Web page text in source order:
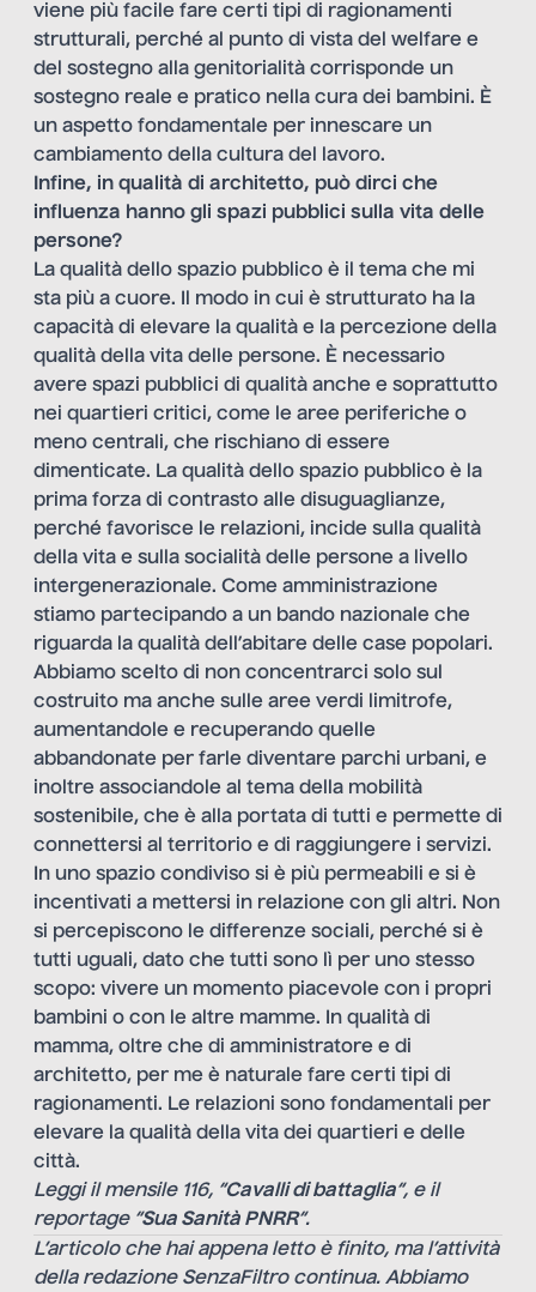
viene più facile fare certi tipi di ragionamenti
strutturali, perché al punto di vista del welfare e
del sostegno alla genitorialità corrisponde un
sostegno reale e pratico nella cura dei bambini. È
un aspetto fondamentale per innescare un
cambiamento della cultura del lavoro.
Infine, in qualità di architetto, può dirci che
influenza hanno gli spazi pubblici sulla vita delle
persone?
La qualità dello spazio pubblico è il tema che mi
sta più a cuore. Il modo in cui è strutturato ha la
capacità di elevare la qualità e la percezione della
qualità della vita delle persone. È necessario
avere spazi pubblici di qualità anche e soprattutto
nei quartieri critici, come le aree periferiche o
meno centrali, che rischiano di essere
dimenticate. La qualità dello spazio pubblico è la
prima forza di contrasto alle disuguaglianze,
perché favorisce le relazioni, incide sulla qualità
della vita e sulla socialità delle persone a livello
intergenerazionale. Come amministrazione
stiamo partecipando a un bando nazionale che
riguarda la qualità dell’abitare delle case popolari.
Abbiamo scelto di non concentrarci solo sul
costruito ma anche sulle aree verdi limitrofe,
aumentandole e recuperando quelle
abbandonate per farle diventare parchi urbani, e
inoltre associandole al tema della mobilità
sostenibile, che è alla portata di tutti e permette di
connettersi al territorio e di raggiungere i servizi.
In uno spazio condiviso si è più permeabili e si è
incentivati a mettersi in relazione con gli altri. Non
si percepiscono le differenze sociali, perché si è
tutti uguali, dato che tutti sono lì per uno stesso
scopo: vivere un momento piacevole con i propri
bambini o con le altre mamme. In qualità di
mamma, oltre che di amministratore e di
architetto, per me è naturale fare certi tipi di
ragionamenti. Le relazioni sono fondamentali per
elevare la qualità della vita dei quartieri e delle
città.
Leggi il mensile 116, “Cavalli di battaglia“, e il
reportage “Sua Sanità PNRR“.
L’articolo che hai appena letto è finito, ma l’attività
della redazione SenzaFiltro continua. Abbiamo